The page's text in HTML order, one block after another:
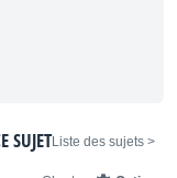
< Liste des sujets
SUJET